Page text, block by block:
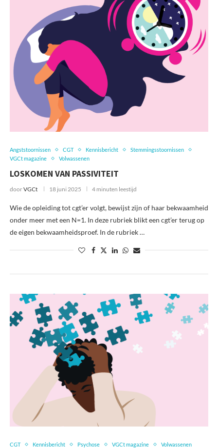
Angststoornissen CGT Kennisbericht
Stemmingsstoornissen
VGCt magazine
Volwassenen
LOSKOMEN VAN PASSIVITEIT
doorVGCt 18 juni 2025 4 minuten leestijd
Wie de opleiding tot cgt’er volgt, bewijst zijn of haar bekwaamheid
onder meer met een N=1. In deze rubriek blikt een cgt’er terug op
de eigen bekwaamheidsproef. In de rubriek …
CGT Kennisbericht Psychose VGCt magazine Volwassenen